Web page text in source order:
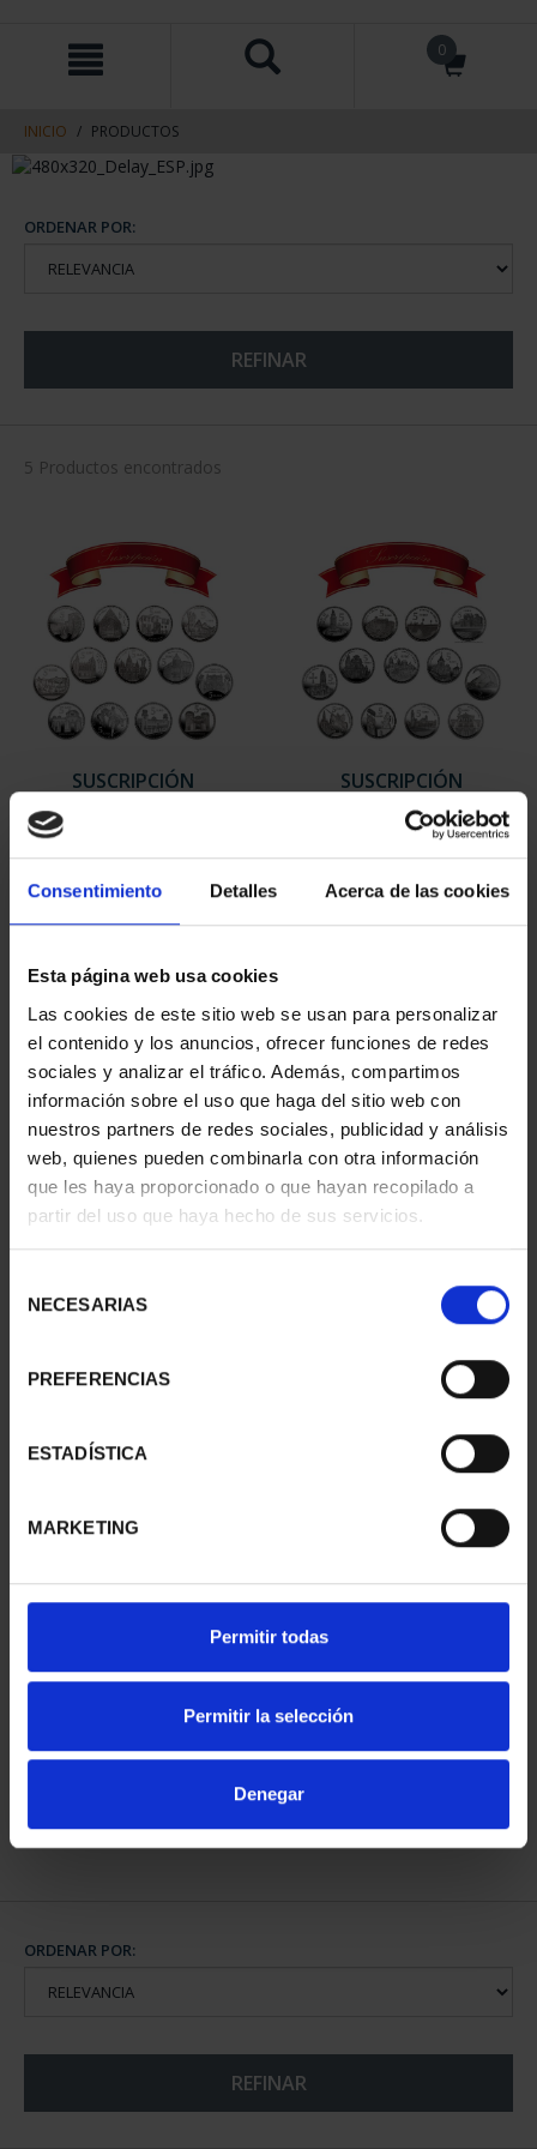
Consentimiento Detalles Acerca de las cookies
Esta página web usa cookies
Las cookies de este sitio web se usan para personalizar
el contenido y los anuncios, ofrecer funciones de redes
sociales y analizar el tráfico. Además, compartimos
información sobre el uso que haga del sitio web con
nuestros partners de redes sociales, publicidad y análisis
web, quienes pueden combinarla con otra información
que les haya proporcionado o que hayan recopilado a
partir del uso que haya hecho de sus servicios.
NECESARIAS
PREFERENCIAS
ESTADÍSTICA
MARKETING
Permitir todas
Permitir la selección
Denegar
contenido
navegacin
0
INICIO PRODUCTOS
ORDENAR POR:
REFINAR
5 Productos encontrados
SUSCRIPCIÓN
949,00 €
Sólo para usuarios
registrados
SUSCRIPCIÓN
CAPITALES DE
PROVINCIA 2
949,00 €
Sólo para usuarios
registrados
SUSCRIPCIÓN
CAPITALES DE
949,00 €
registrados
SUSCRIPCIÓN
CAPITALES DE
949,00 €
registrados
CAPITALES DE
COMPLET...
3.796,00 €
ORDENAR POR:
REFINAR